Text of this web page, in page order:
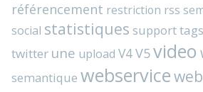
référencement restriction rss
social statistiques supporttags
twitter une upload V4V5video
semantique webservice